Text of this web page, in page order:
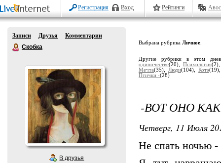
Регистрация Вход Рейтинги
Записи Друзья
Комментарии
Скобка
В друзья
Выбрана рубрика Личное
Другие рубрики в этом
одиночестве(20), Психология
Мечта(35), Люди(104), Котэ
Птички -(28)
-ВОТ ОНО
Четверг, 11 Июля
Не спать ночью